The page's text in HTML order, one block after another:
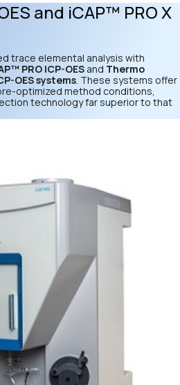
and iCAP™ PRO X
trace elemental analysis with
PRO ICP-OES and Thermo
OES systems. These systems offer
optimized method conditions,
technology far superior to that